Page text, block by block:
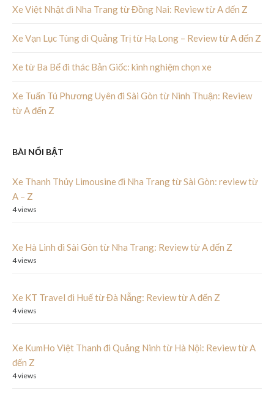
Xe Việt Nhật đi Nha Trang từ Đồng Nai: Review từ A đến Z
Xe Vạn Lục Tùng đi Quảng Trị từ Hạ Long – Review từ A đến Z
Xe từ Ba Bể đi thác Bản Giốc: kinh nghiệm chọn xe
Xe Tuấn Tú Phương Uyên đi Sài Gòn từ Ninh Thuận: Review
từ A đến Z
BÀI NỔI BẬT
Xe Thanh Thủy Limousine đi Nha Trang từ Sài Gòn: review từ
A – Z
4 views
Xe Hà Linh đi Sài Gòn từ Nha Trang: Review từ A đến Z
4 views
Xe KT Travel đi Huế từ Đà Nẵng: Review từ A đến Z
4 views
Xe KumHo Việt Thanh đi Quảng Ninh từ Hà Nội: Review từ A
đến Z
4 views